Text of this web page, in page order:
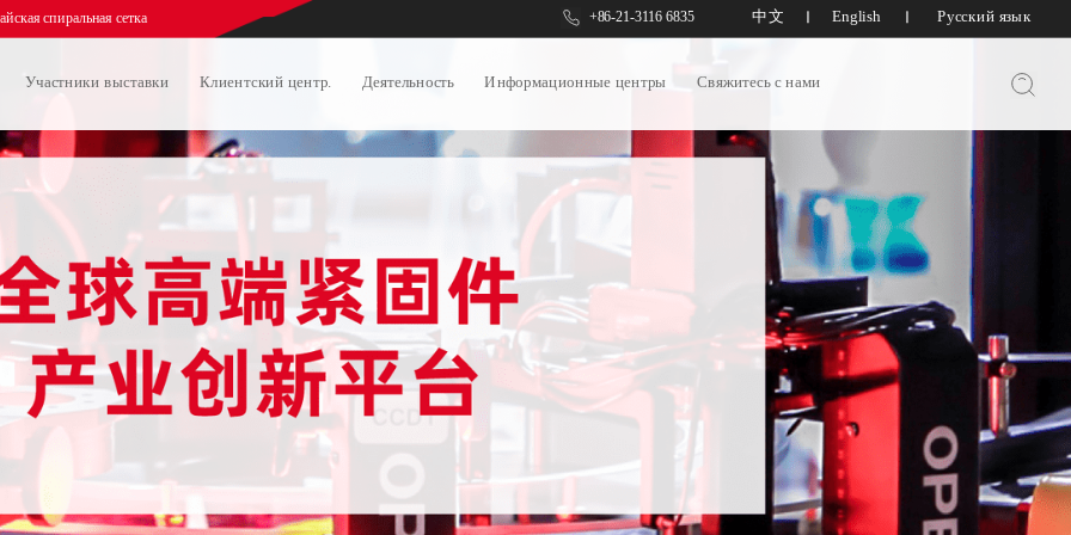
Участники выставки Клиентский центр. Деятельность Информационные центры Свяжитесь с нами
сетка Китайская сеть экспорта винтов Добро пожаловать на Шанхайский профессиональный сайт Китайская спиральная сетка Китайская
+86-21-3116 6835 中文 English Русский язык